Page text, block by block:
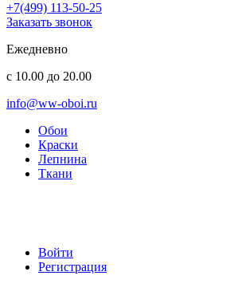
+7(499) 113-50-25
Заказать звонок
Ежедневно
с 10.00 до 20.00
info@ww-oboi.ru
Обои
Краски
Лепнина
Ткани
Войти
Регистрация